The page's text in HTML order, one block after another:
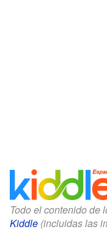
Todo el contenido de
Kiddle (incluidas las